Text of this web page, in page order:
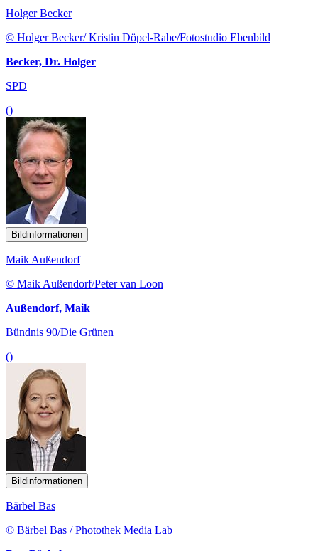
Holger Becker
© Holger Becker/ Kristin Döpel-Rabe/Fotostudio Ebenbild
Becker, Dr. Holger
SPD
()
Bildinformationen
Maik Außendorf
© Maik Außendorf/Peter van Loon
Außendorf, Maik
Bündnis 90/Die Grünen
()
Bildinformationen
Bärbel Bas
© Bärbel Bas / Photothek Media Lab